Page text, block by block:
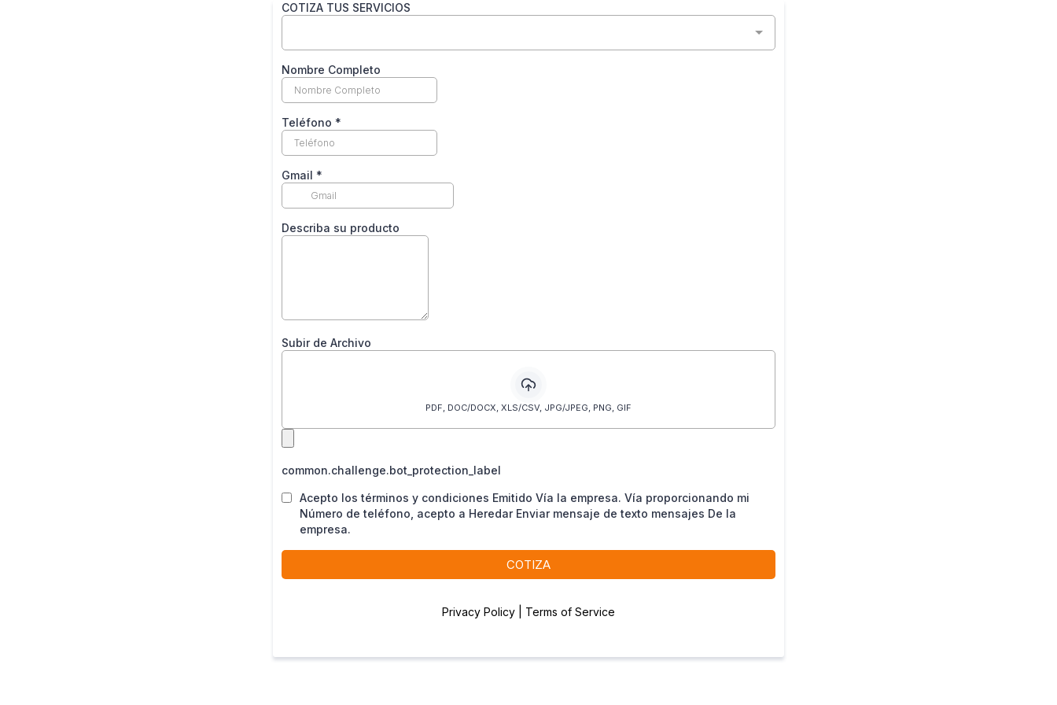
COTIZA TUS SERVICIOS
Nombre Completo
Teléfono *
Gmail *
Describa su producto
Subir de Archivo
PDF, DOC/DOCX, XLS/CSV, JPG/JPEG, PNG, GIF
common.challenge.bot_protection_label
Acepto los términos y condiciones Emitido Vía la empresa. Vía proporcionando mi
Número de teléfono, acepto a Heredar Enviar mensaje de texto mensajes De la
empresa.
COTIZA
Privacy Policy | Terms of Service